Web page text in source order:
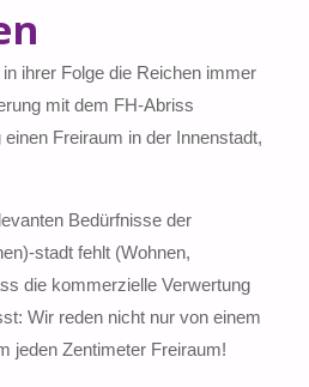
ihrer Folge die Reichen immer
mit dem FH-Abriss
Freiraum in der Innenstadt,
Bedürfnisse der
stadt fehlt (Wohnen,
die kommerzielle Verwertung
Wir reden nicht nur von einem
jeden Zentimeter Freiraum!